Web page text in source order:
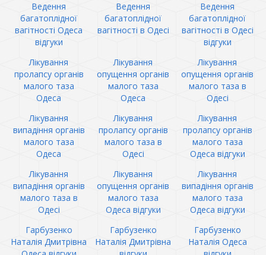
Ведення
багатоплідної
вагітності Одеса
відгуки
Ведення
багатоплідної
вагітності в Одесі
Ведення
багатоплідної
вагітності в Одесі
відгуки
Лікування
пролапсу органів
малого таза
Одеса
Лікування
опущення органів
малого таза
Одеса
Лікування
опущення органів
малого таза в
Одесі
Лікування
випадіння органів
малого таза
Одеса
Лікування
пролапсу органів
малого таза в
Одесі
Лікування
пролапсу органів
малого таза
Одеса відгуки
Лікування
випадіння органів
малого таза в
Одесі
Лікування
опущення органів
малого таза
Одеса відгуки
Лікування
випадіння органів
малого таза
Одеса відгуки
Гарбузенко
Наталія Дмитрівна
Гарбузенко
Наталія Дмитрівна
Гарбузенко
Наталія Одеса